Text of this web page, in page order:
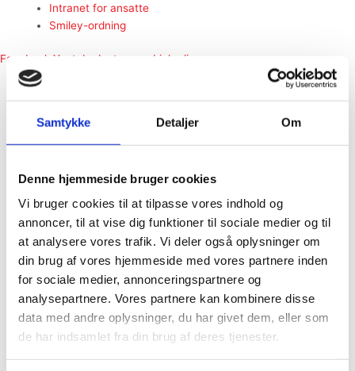
Samtykke Detaljer Om
Denne hjemmeside bruger cookies
Vi bruger cookies til at tilpasse vores indhold og
annoncer, til at vise dig funktioner til sociale medier og til
at analysere vores trafik. Vi deler også oplysninger om
din brug af vores hjemmeside med vores partnere inden
for sociale medier, annonceringspartnere og
analysepartnere. Vores partnere kan kombinere disse
data med andre oplysninger, du har givet dem, eller som
de har indsamlet fra din brug af deres tjenester.
Intranet for ansatte
Smiley-ordning
Facebook Youtube Instagram
Linkedin
NYT
AGU
PGU
Intro
AGU-online
FGU+ Almen
Afsøgningsforløb
Ledige pladser på hold
Vores skoler
FGU Amager
FGU Valby
FGU Vesterbro